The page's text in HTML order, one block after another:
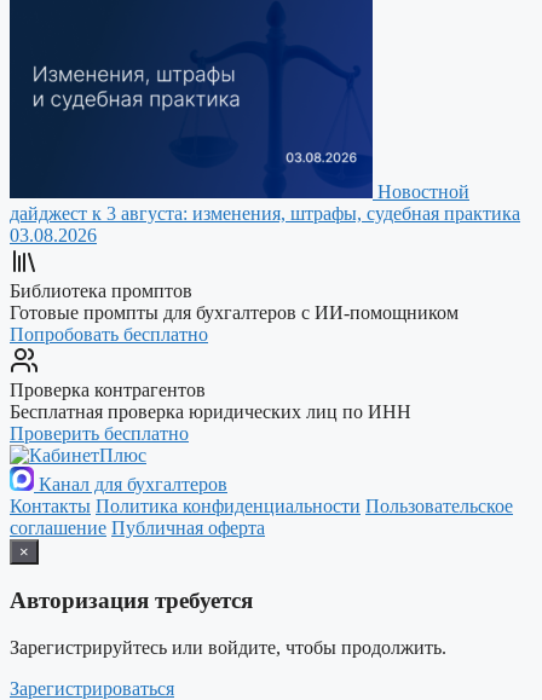
Новостной
дайджест к 3 августа: изменения, штрафы, судебная практика
03.08.2026
Библиотека промптов
Готовые промпты для бухгалтеров с ИИ-помощником
Попробовать бесплатно
Проверка контрагентов
Бесплатная проверка юридических лиц по ИНН
Проверить бесплатно
Канал для бухгалтеров
Контакты Политика конфиденциальности Пользовательское
соглашение Публичная оферта
×
Авторизация требуется
Зарегистрируйтесь или войдите, чтобы продолжить.
Зарегистрироваться